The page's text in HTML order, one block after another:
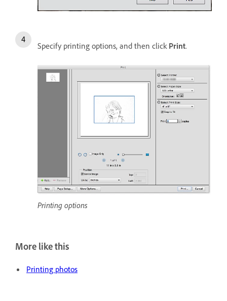
Specify printing options, and then click Print.
Printing options
More like this
Printing photos